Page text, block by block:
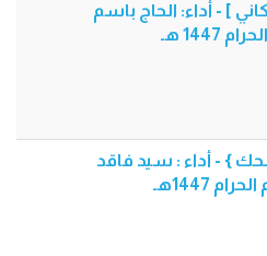
] - أداء: الحاج باسم
1447 هـ
} - أداء : سيد فاقد
1447هـ